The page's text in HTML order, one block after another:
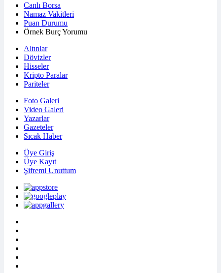
Canlı Borsa
Namaz Vakitleri
Puan Durumu
Örnek Burç Yorumu
Altınlar
Dövizler
Hisseler
Kripto Paralar
Pariteler
Foto Galeri
Video Galeri
Yazarlar
Gazeteler
Sıcak Haber
Üye Giriş
Üye Kayıt
Şifremi Unuttum